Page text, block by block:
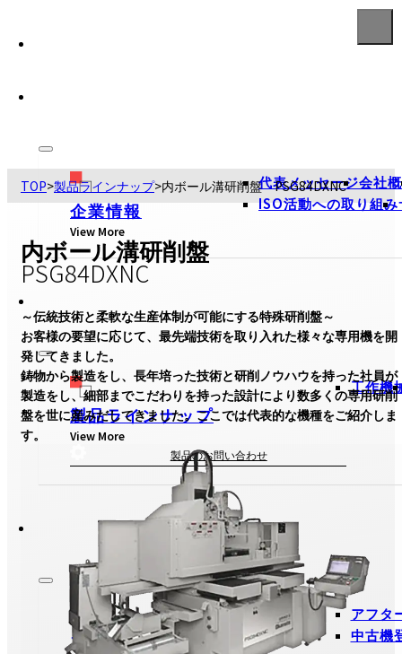
企業情報
View More
代表メッセージ会社
ISO活動への取り組み
製品ラインナップ
View More
製品のお問い合わせ
工作機
アフターサービス
アフタ
中古機
TOP>製品ラインナップ>内ボール溝研削盤 PSG84DXNC
内ボール溝研削盤
PSG84DXNC
～伝統技術と柔軟な生産体制が可能にする特殊研削盤～
お客様の要望に応じて、最先端技術を取り入れた様々な専用機を開
発してきました。
鋳物から製造をし、長年培った技術と研削ノウハウを持った社員が
製造をし、細部までこだわりを持った設計により数多くの専用研削
盤を世に産みだしてきました。ここでは代表的な機種をご紹介しま
す。